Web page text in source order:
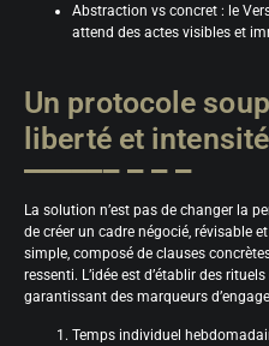
Abstraction vs concret : le
attend des actes visibles et
Un protocole
liberté et intensité
La solution n’est pas de changer la
de créer un cadre négocié, révisable
simple, composé de clauses
ressenti. L’idée est d’établir des
garantissant des marqueurs
Temps individuel